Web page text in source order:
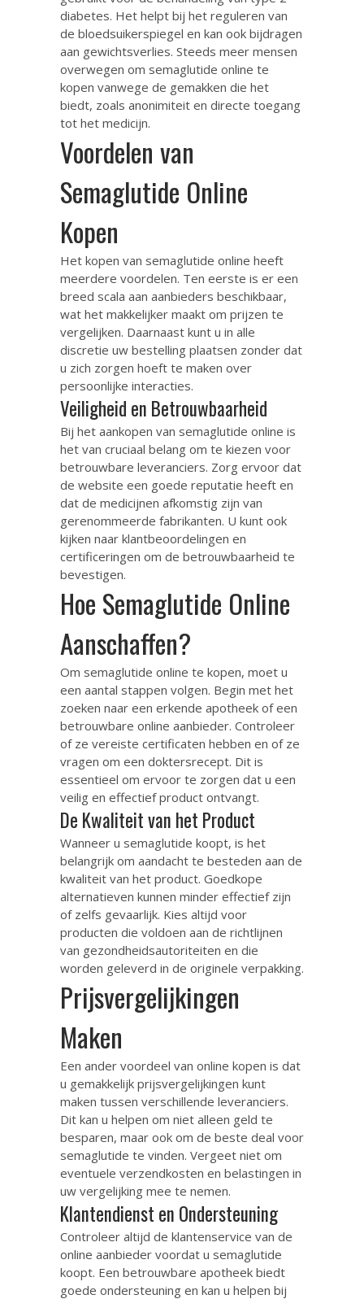
diabetes. Het helpt bij het reguleren van
de bloedsuikerspiegel en kan ook bijdragen
aan gewichtsverlies. Steeds meer mensen
overwegen om semaglutide online te
kopen vanwege de gemakken die het
biedt, zoals anonimiteit en directe toegang
tot het medicijn.
Voordelen van
Semaglutide Online
Kopen
Het kopen van semaglutide online heeft
meerdere voordelen. Ten eerste is er een
breed scala aan aanbieders beschikbaar,
wat het makkelijker maakt om prijzen te
vergelijken. Daarnaast kunt u in alle
discretie uw bestelling plaatsen zonder dat
u zich zorgen hoeft te maken over
persoonlijke interacties.
Veiligheid en Betrouwbaarheid
Bij het aankopen van semaglutide online is
het van cruciaal belang om te kiezen voor
betrouwbare leveranciers. Zorg ervoor dat
de website een goede reputatie heeft en
dat de medicijnen afkomstig zijn van
gerenommeerde fabrikanten. U kunt ook
kijken naar klantbeoordelingen en
certificeringen om de betrouwbaarheid te
bevestigen.
Hoe Semaglutide Online
Aanschaffen?
Om semaglutide online te kopen, moet u
een aantal stappen volgen. Begin met het
zoeken naar een erkende apotheek of een
betrouwbare online aanbieder. Controleer
of ze vereiste certificaten hebben en of ze
vragen om een doktersrecept. Dit is
essentieel om ervoor te zorgen dat u een
veilig en effectief product ontvangt.
De Kwaliteit van het Product
Wanneer u semaglutide koopt, is het
belangrijk om aandacht te besteden aan de
kwaliteit van het product. Goedkope
alternatieven kunnen minder effectief zijn
of zelfs gevaarlijk. Kies altijd voor
producten die voldoen aan de richtlijnen
van gezondheidsautoriteiten en die
worden geleverd in de originele verpakking.
Prijsvergelijkingen
Maken
Een ander voordeel van online kopen is dat
u gemakkelijk prijsvergelijkingen kunt
maken tussen verschillende leveranciers.
Dit kan u helpen om niet alleen geld te
besparen, maar ook om de beste deal voor
semaglutide te vinden. Vergeet niet om
eventuele verzendkosten en belastingen in
uw vergelijking mee te nemen.
Klantendienst en Ondersteuning
Controleer altijd de klantenservice van de
online aanbieder voordat u semaglutide
koopt. Een betrouwbare apotheek biedt
goede ondersteuning en kan u helpen bij